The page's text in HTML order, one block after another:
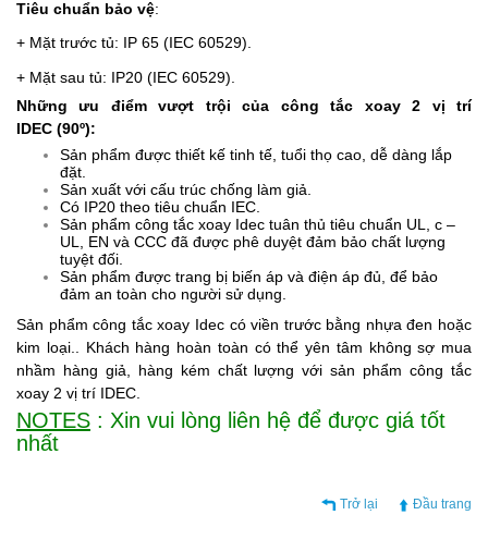
Tiêu chuẩn bảo vệ:
+ Mặt trước tủ: IP 65 (IEC 60529).
+ Mặt sau tủ: IP20 (IEC 60529).
Những ưu điểm vượt trội của công tắc xoay 2 vị trí
IDEC (90º):
Sản phẩm được thiết kế tinh tế, tuổi thọ cao, dễ dàng lắp
đặt.
Sản xuất với cấu trúc chống làm giả.
Có IP20 theo tiêu chuẩn IEC.
Sản phẩm công tắc xoay Idec tuân thủ tiêu chuẩn UL, c –
UL, EN và CCC đã được phê duyệt đảm bảo chất lượng
tuyệt đối.
Sản phẩm được trang bị biến áp và điện áp đủ, để bảo
đảm an toàn cho người sử dụng.
Sản phẩm công tắc xoay Idec có viền trước bằng nhựa đen hoặc
kim loại.. Khách hàng hoàn toàn có thể yên tâm không sợ mua
nhầm hàng giả, hàng kém chất lượng với sản phẩm công tắc
xoay 2 vị trí IDEC.
NOTES : Xin vui lòng liên hệ để được giá tốt
nhất
Trở lại Đầu trang